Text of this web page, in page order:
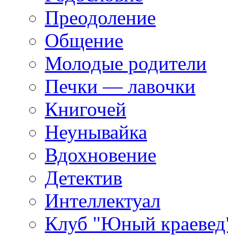
Преодоление
Общение
Молодые родители
Печки — лавочки
Книгочей
Неунывайка
Вдохновение
Детектив
Интеллектуал
Клуб "Юный